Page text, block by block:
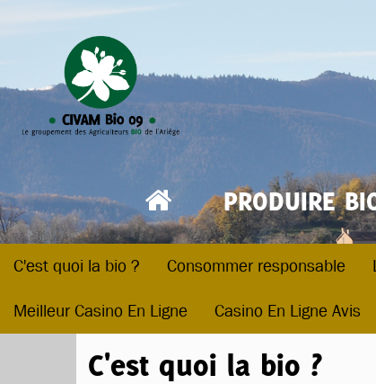
PRODUIRE
C'est quoi la bio ? Consommer responsable
Meilleur Casino En Ligne Casino En Ligne Avis
C'est quoi la bio ?